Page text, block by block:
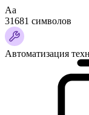
Аа
31681 символов
Автоматизация